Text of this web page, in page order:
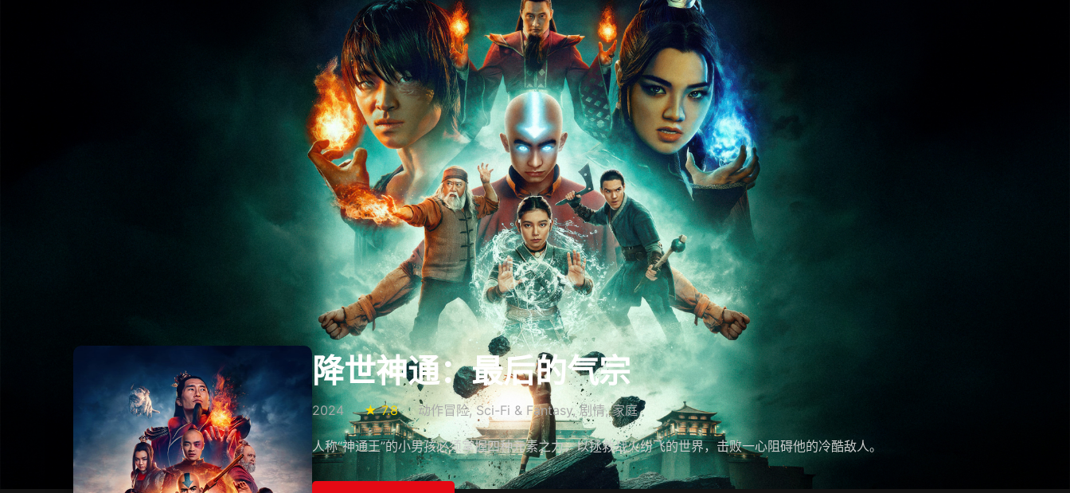
降世神通：最后的气宗
2024 ★ 7.8 动作冒险, Sci-Fi & Fantasy, 剧情, 家庭
人称“神通王”的小男孩必须掌握四种元素之力，以拯救战火纷飞的世界，击败一心阻碍他的冷酷敌人。